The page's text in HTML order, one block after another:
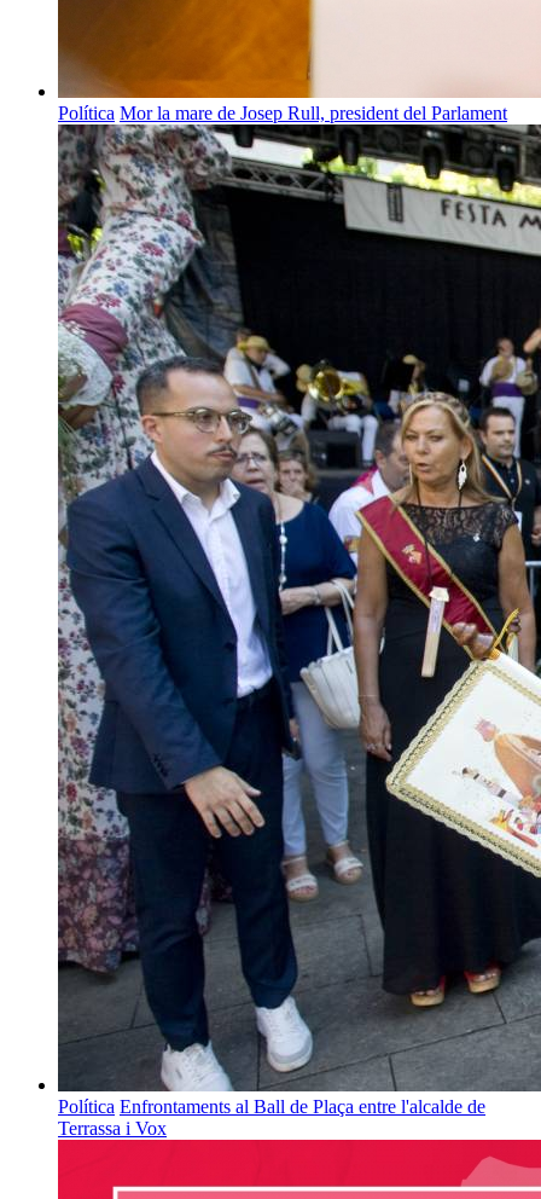
Política Mor la mare de Josep Rull, president del Parlament
Política Enfrontaments al Ball de Plaça entre l'alcalde de
Terrassa i Vox